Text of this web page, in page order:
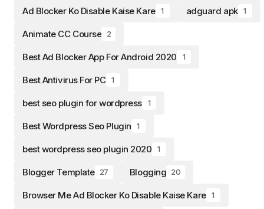
Ad Blocker Ko Disable Kaise Kare 1 adguard apk 1
Animate CC Course 2
Best Ad Blocker App For Android 2020 1
Best Antivirus For PC 1
best seo plugin for wordpress 1
Best Wordpress Seo Plugin 1
best wordpress seo plugin 2020 1
Blogger Template 27 Blogging 20
Browser Me Ad Blocker Ko Disable Kaise Kare 1